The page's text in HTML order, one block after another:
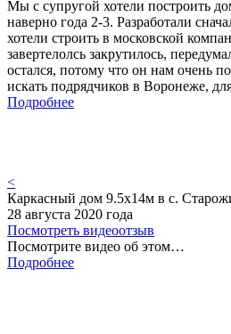
Мы с супругой хотели построить
наверно года 2-3. Разработали
хотели строить в московской
завертелолсь закрутилось,
остался, потому что он нам очень
искать подрядчиков в Воронеже,
Подробнее
<
Каркасный дом 9.5х14м в с.
28 августа 2020 года
Посмотреть видеоотзыв
Посмотрите видео об этом…
Подробнее